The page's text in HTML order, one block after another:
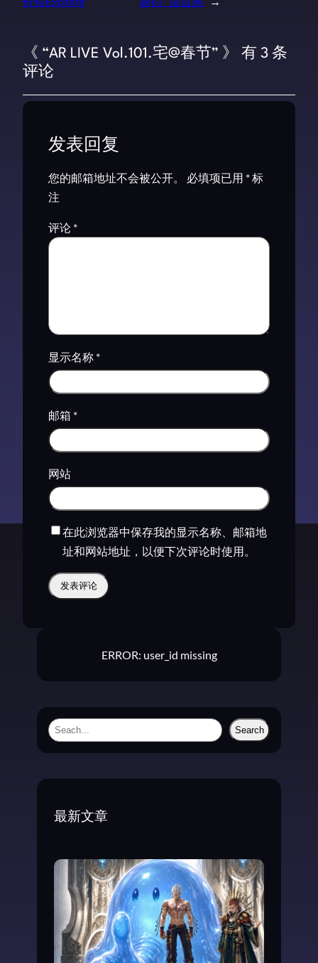
《 “AR LIVE Vol.101.宅@春节” 》 有 3 条
评论
发表回复
您的邮箱地址不会被公开。 必填项已用 *标
注
评论 *
显示名称 *
邮箱 *
网站
在此浏览器中保存我的显示名称、邮箱地
址和网站地址，以便下次评论时使用。
ERROR: user_id missing
S
Search
最新文章